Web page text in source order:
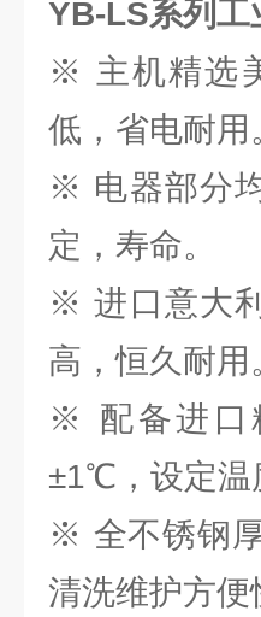
YB-LS系列工
※ 主机精选
低，省电耐用
※ 电器部分
定，寿命。
※ 进口意大
高，恒久耐用
※ 配备进口
±1℃，设定
※ 全不锈钢
清洗维护方便